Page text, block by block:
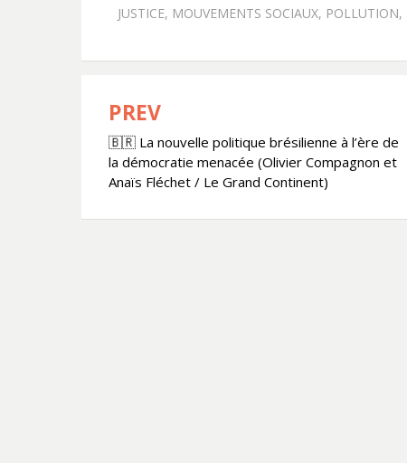
JUSTICE, MOUVEMENTS SOCIAUX, POLLUTION,
Navigation
de
l’article
PREV
🇧🇷 La nouvelle politique brésilienne à l’ère de
la démocratie menacée (Olivier Compagnon et
Anaïs Fléchet / Le Grand Continent)